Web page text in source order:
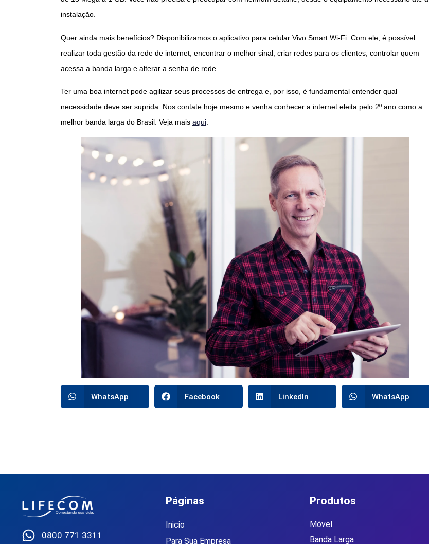
instalação.
Quer ainda mais benefícios? Disponibilizamos o aplicativo para celular Vivo Smart Wi-Fi. Com ele, é possível
realizar toda gestão da rede de internet, encontrar o melhor sinal, criar redes para os clientes, controlar quem
acessa a banda larga e alterar a senha de rede.
Ter uma boa internet pode agilizar seus processos de entrega e, por isso, é fundamental entender qual
necessidade deve ser suprida. Nos contate hoje mesmo e venha conhecer a internet eleita pelo 2º ano como a
melhor banda larga do Brasil. Veja mais aqui
WhatsApp Facebook LinkedIn WhatsApp
0800 771 3311
Páginas
Inicio
Para Sua Empresa
Produtos
Móvel
Banda Larga